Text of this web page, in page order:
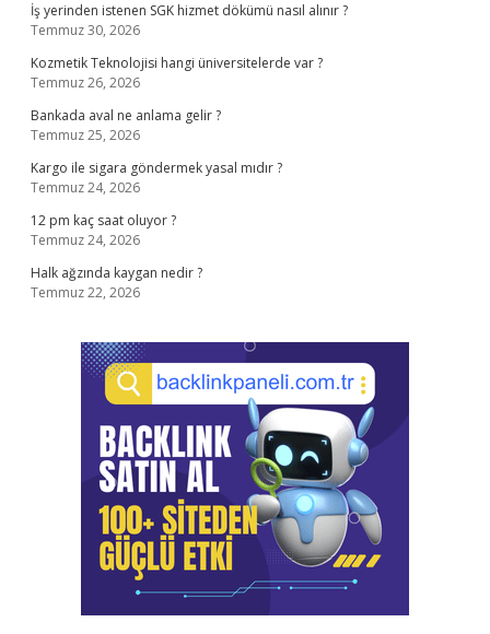
İş yerinden istenen SGK hizmet dökümü nasıl alınır ?
Temmuz 30, 2026
Kozmetik Teknolojisi hangi üniversitelerde var ?
Temmuz 26, 2026
Bankada aval ne anlama gelir ?
Temmuz 25, 2026
Kargo ile sigara göndermek yasal mıdır ?
Temmuz 24, 2026
12 pm kaç saat oluyor ?
Temmuz 24, 2026
Halk ağzında kaygan nedir ?
Temmuz 22, 2026